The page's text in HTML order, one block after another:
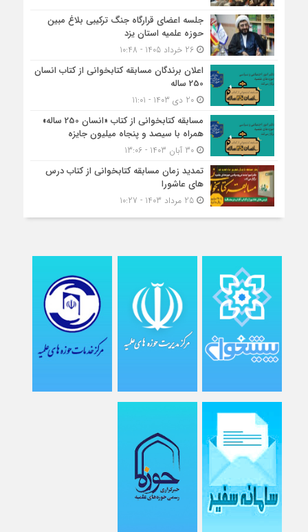
جلسه اعضای قرارگاه جنگ ترکیبی بلاغ مبین
حوزه علمیه استان یزد
26 خرداد 1405 - 10:48
اعلان برندگان مسابقه کتابخوانی از کتاب انسان
250 ساله
20 دی 1403 - 11:01
مسابقه کتاب‎خوانی از کتاب «انسان 250 ساله»
همراه با سیصد و پنجاه میلیون جایزه
30 آبان 1403 - 13:06
تمدید زمان مسابقه کتابخوانی از کتاب درس
های عاشورا
25 مرداد 1403 - 10:27